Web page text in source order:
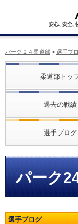
パーク２４柔道部 > 選手ブ
柔道部トッ
過去の戦績
選手ブログ
パーク
選手ブログ